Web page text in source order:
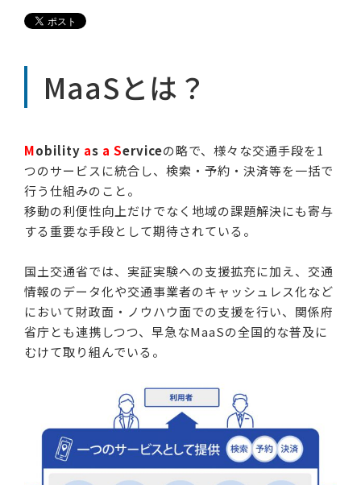
MaaSとは？
Mobility as a Serviceの略で、様々な交通手段を1
つのサービスに統合し、検索・予約・決済等を一括で
行う仕組みのこと。
移動の利便性向上だけでなく地域の課題解決にも寄与
する重要な手段として期待されている。
国土交通省では、実証実験への支援拡充に加え、交通
情報のデータ化や交通事業者のキャッシュレス化など
において財政面・ノウハウ面での支援を行い、関係府
省庁とも連携しつつ、早急なMaaSの全国的な普及に
むけて取り組んでいる。